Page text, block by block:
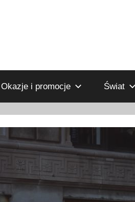
Okazje i promocje Świat